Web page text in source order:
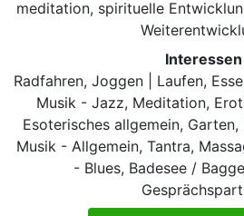
meditation, spirituelle
Interessen
Radfahren, Joggen | Laufen,
Musik - Jazz, Meditation,
Esoterisches allgemein, Garten,
Musik - Allgemein, Tantra,
- Blues, Badesee /